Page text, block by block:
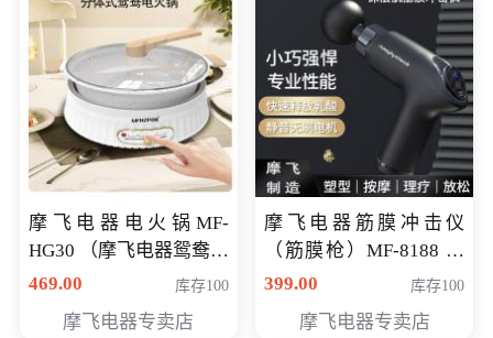
摩飞电器电火锅MF-
HG30 （摩飞电器鸳鸯锅
MF-HG30 ） 会员专享价
469.00 库存100
摩飞电器专卖店
摩飞电器筋膜冲击仪
（筋膜枪）MF-8188 会
员专享价268元
399.00 库存100
摩飞电器专卖店